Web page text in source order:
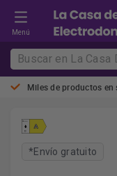
Menú
Miles de productos en
*Envío gratuito